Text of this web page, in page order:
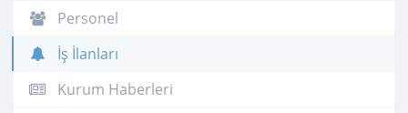
Personel
İş İlanları
Kurum Haberleri